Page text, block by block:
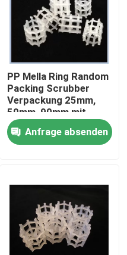
PP Mella Ring Random
Packing Scrubber
Verpackung 25mm,
50mm, 90mm mit
Gewebe-Tasche Paket
Anfrage absenden